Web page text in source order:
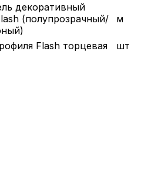
декоративный
(полупрозрачный/
м
Flash торцевая шт